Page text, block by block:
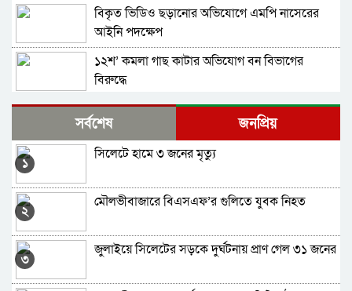
বিকৃত ভিডিও ছড়ানোর অভিযোগে এমপি নাসেরের
আইনি পদক্ষেপ
১২শ’ কমলা গাছ কাটার অভিযোগ বন বিভাগের
বিরুদ্ধে
হামহাম জলপ্রপাতে ১০ পর্যটক আটকা, ৯৯৯ এ কল,
অত:পর
মৌলভীবাজারে দৃষ্টি ফিরে পেলেন ৩ প্রতিবন্ধী, ১৪
বাহরাইনে বহুতল ভবন থেকে পড়ে প্রাণ গেল সিলেটের
বন্যপ্রাণী সংরক্ষণ আন্দোলনের পরিচিত মুখ সীতেশ
সর্বশেষ জনপ্রিয়
১
সিলেটে হামে ৩ জনের মৃত্যু
২
মৌলভীবাজারে বিএসএফ’র গুলিতে যুবক নিহত
৩
জুলাইয়ে সিলেটের সড়কে দুর্ঘটনায় প্রাণ গেল ৩১ জনের